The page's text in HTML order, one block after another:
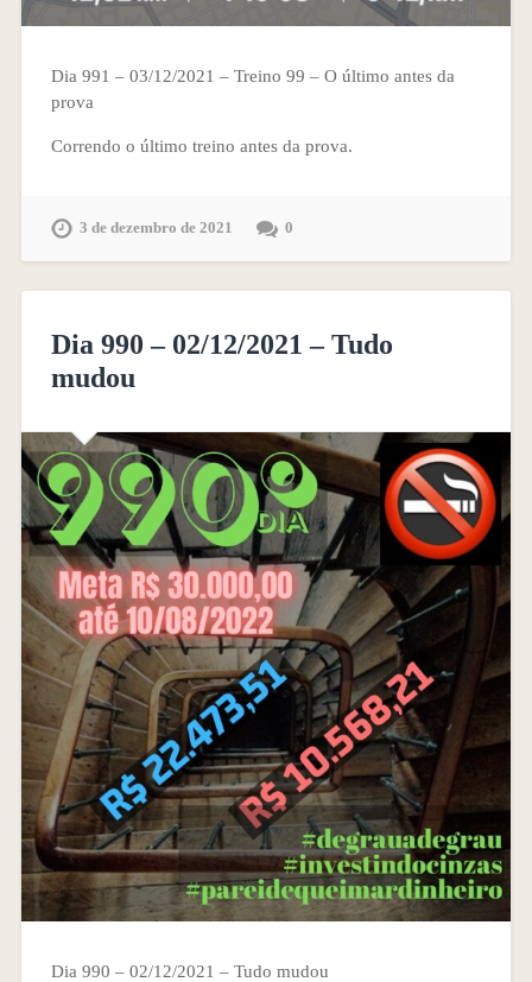
Dia 991 – 03/12/2021 – Treino 99 – O último antes da
prova
Correndo o último treino antes da prova.
3 de dezembro de 2021 0
Dia 990 – 02/12/2021 – Tudo
mudou
Dia 990 – 02/12/2021 – Tudo mudou